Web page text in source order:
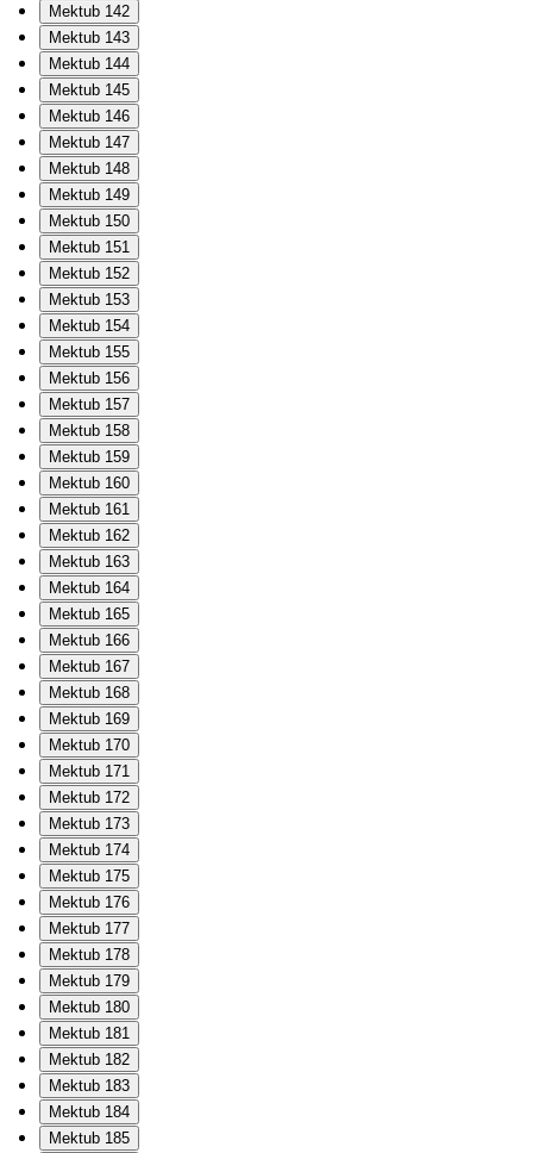
Mektub 142
Mektub 143
Mektub 144
Mektub 145
Mektub 146
Mektub 147
Mektub 148
Mektub 149
Mektub 150
Mektub 151
Mektub 152
Mektub 153
Mektub 154
Mektub 155
Mektub 156
Mektub 157
Mektub 158
Mektub 159
Mektub 160
Mektub 161
Mektub 162
Mektub 163
Mektub 164
Mektub 165
Mektub 166
Mektub 167
Mektub 168
Mektub 169
Mektub 170
Mektub 171
Mektub 172
Mektub 173
Mektub 174
Mektub 175
Mektub 176
Mektub 177
Mektub 178
Mektub 179
Mektub 180
Mektub 181
Mektub 182
Mektub 183
Mektub 184
Mektub 185